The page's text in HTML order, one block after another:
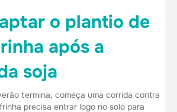
o plantio de
após a
soja
termina, começa uma corrida contra
precisa entrar logo no solo para